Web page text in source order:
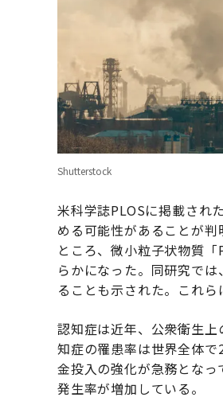
Shutterstock
米科学誌PLOSに掲載され
める可能性があることが
ところ、微小粒子状物質
らかになった。同研究で
ることも示された。これら
認知症は近年、公衆衛生
知症の罹患率は世界全体
金投入の強化が急務とな
発生率が増加している。